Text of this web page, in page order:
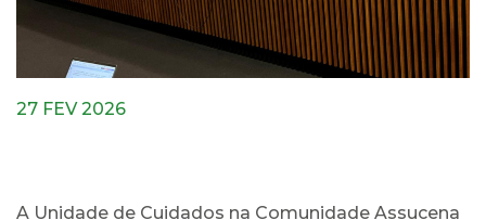
27 FEV 2026
A Unidade de Cuidados na Comunidade Assucena